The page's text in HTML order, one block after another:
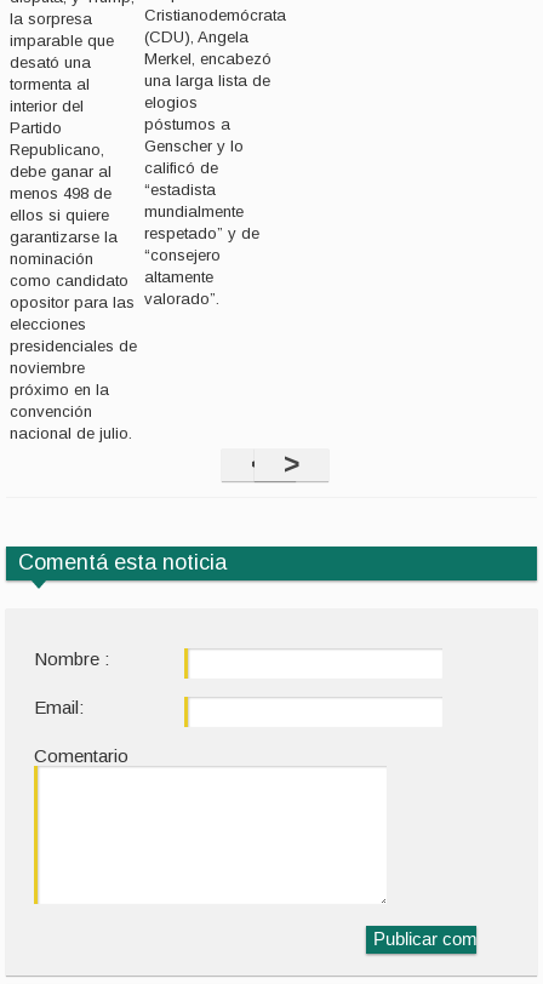
la sorpresa
imparable que
desató una
tormenta al
interior del
Partido
Republicano,
debe ganar al
menos 498 de
ellos si quiere
garantizarse la
nominación
como candidato
opositor para las
elecciones
presidenciales de
noviembre
próximo en la
convención
nacional de julio.
Cristianodemócrata
(CDU), Angela
Merkel, encabezó
una larga lista de
elogios
póstumos a
Genscher y lo
calificó de
“estadista
mundialmente
respetado” y de
“consejero
altamente
valorado”.
< >
Comentá esta noticia
Nombre :
Email:
Comentario